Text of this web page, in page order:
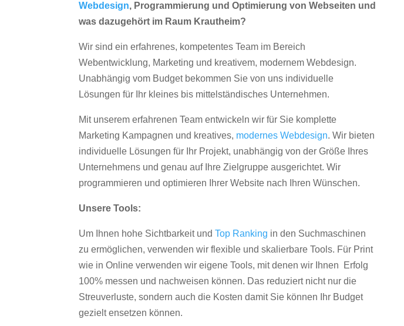
Webdesign, Programmierung und Optimierung von Webseiten und
was dazugehört im Raum Krautheim?
Wir sind ein erfahrenes, kompetentes Team im Bereich
Webentwicklung, Marketing und kreativem, modernem Webdesign.
Unabhängig vom Budget bekommen Sie von uns individuelle
Lösungen für Ihr kleines bis mittelständisches Unternehmen.
Mit unserem erfahrenen Team entwickeln wir für Sie komplette
Marketing Kampagnen und kreatives, modernes Webdesign. Wir bieten
individuelle Lösungen für Ihr Projekt, unabhängig von der Größe Ihres
Unternehmens und genau auf Ihre Zielgruppe ausgerichtet. Wir
programmieren und optimieren Ihrer Website nach Ihren Wünschen.
Unsere Tools:
Um Ihnen hohe Sichtbarkeit undTop Ranking in den Suchmaschinen
zu ermöglichen, verwenden wir flexible und skalierbare Tools. Für Print
wie in Online verwenden wir eigene Tools, mit denen wir Ihnen Erfolg
100% messen und nachweisen können. Das reduziert nicht nur die
Streuverluste, sondern auch die Kosten damit Sie können Ihr Budget
gezielt ensetzen können.